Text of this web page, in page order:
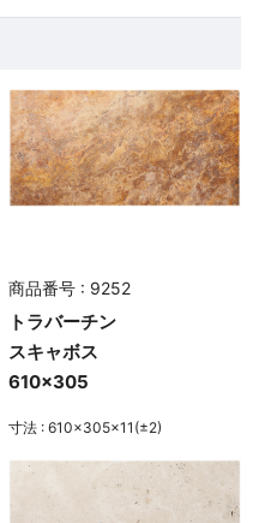
商品番号 : 9252
トラバーチン
スキャボス
610×305
寸法 : 610×305×11(±2)